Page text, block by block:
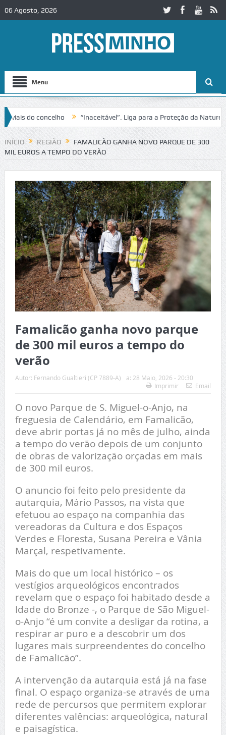
06 Agosto, 2026
Menu
concelho “Inaceitável”. Liga para a Proteção da Natureza
INÍCIO REGIÃO
FAMALICÃO GANHA NOVO PARQUE DE 300
MIL EUROS A TEMPO DO VERÃO
Famalicão ganha novo parque
de 300 mil euros a tempo do
verão
Autor: Fernando Gualtieri (CP 7889-A) a: 28 Maio, 2026 - 20:30
Imprimir
Email
O novo Parque de S. Miguel-o-Anjo, na
freguesia de Calendário, em Famalicão,
deve abrir portas já no mês de julho, ainda
a tempo do verão depois de um conjunto
de obras de valorização orçadas em mais
de 300 mil euros.
O anuncio foi feito pelo presidente da
autarquia, Mário Passos, na vista que
efetuou ao espaço na companhia das
vereadoras da Cultura e dos Espaços
Verdes e Floresta, Susana Pereira e Vânia
Marçal, respetivamente.
Mais do que um local histórico – os
vestígios arqueológicos encontrados
revelam que o espaço foi habitado desde a
Idade do Bronze -, o Parque de São Miguel-
o-Anjo “é um convite a desligar da rotina, a
respirar ar puro e a descobrir um dos
lugares mais surpreendentes do concelho
de Famalicão”.
A intervenção da autarquia está já na fase
final. O espaço organiza-se através de uma
rede de percursos que permitem explorar
diferentes valências: arqueológica, natural
e paisagística.